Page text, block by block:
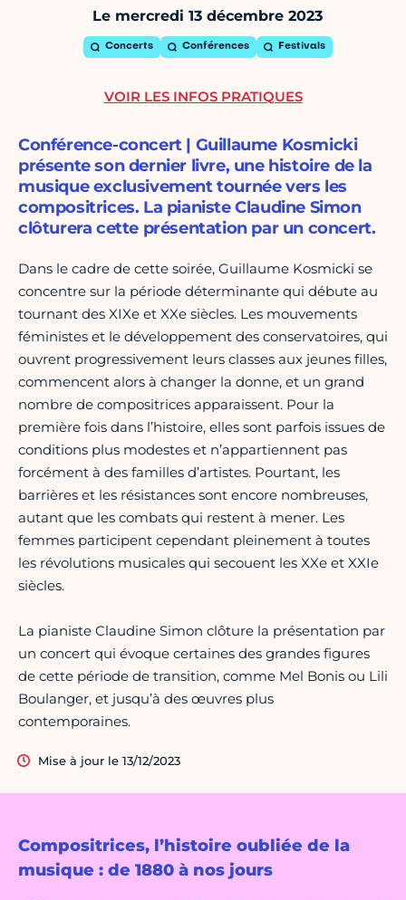
Le mercredi 13 décembre 2023
Concerts Conférences Festivals
Compositrices, l’histoire oubliée de la
musique : de 1880 à nos jours
Conférence-concert | Guillaume Kosmicki
présente son dernier livre, une histoire de la
musique exclusivement tournée vers les
compositrices. La pianiste Claudine Simon
clôturera cette présentation par un concert.
Dans le cadre de cette soirée, Guillaume Kosmicki se
concentre sur la période déterminante qui débute au
tournant des XIXe et XXe siècles. Les mouvements
féministes et le développement des conservatoires, qui
ouvrent progressivement leurs classes aux jeunes filles,
commencent alors à changer la donne, et un grand
nombre de compositrices apparaissent. Pour la
première fois dans l’histoire, elles sont parfois issues de
conditions plus modestes et n’appartiennent pas
forcément à des familles d’artistes. Pourtant, les
barrières et les résistances sont encore nombreuses,
autant que les combats qui restent à mener. Les
femmes participent cependant pleinement à toutes
les révolutions musicales qui secouent les XXe et XXIe
siècles.
La pianiste Claudine Simon clôture la présentation par
un concert qui évoque certaines des grandes figures
de cette période de transition, comme Mel Bonis ou Lili
Boulanger, et jusqu’à des œuvres plus
contemporaines.
Mise à jour le 13/12/2023
VOIR LES INFOS PRATIQUES